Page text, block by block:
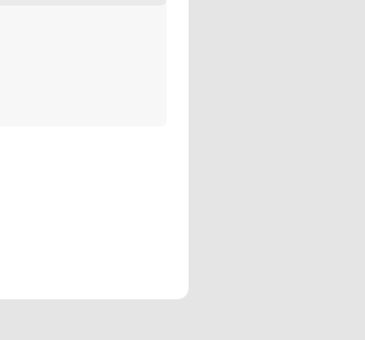
Микаэля, когда он
что расследование